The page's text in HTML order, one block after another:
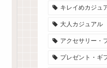
キレイめカジュ
大人カジュアル
アクセサリー・
プレゼント・ギ